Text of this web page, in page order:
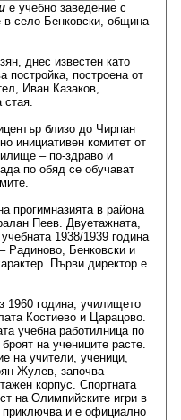
е учебно заведение с
село Бенковски, община
днес известен като
постройка, построена от
Иван Казаков,
стая.
близо до Чирпан
инициативен комитет от
– по-здраво и
по обяд се обучават
прогимназията в района
Пеев. Двуетажната,
1938/1939 година
Радиново, Бенковски и
Първи директор е
1960 година, училището
Костиево и Царацово.
учебна работилница по
на учениците расте.
на учители, ученици,
Жулев, започва
корпус. Спортната
на Олимпийските игри в
приключва и е официално